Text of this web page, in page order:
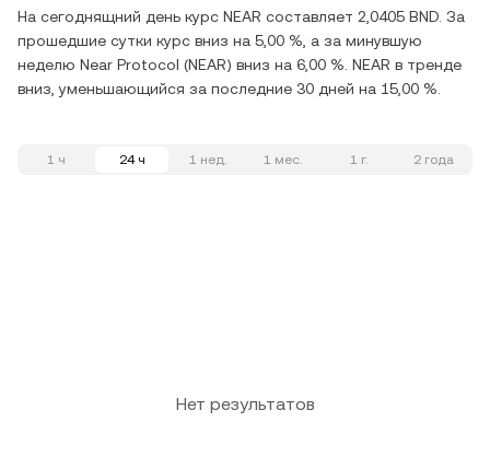
На сегоднящний день курс NEAR составляет 2,0405 BND. За
прошедшие сутки курс вниз на 5,00 %, а за минувшую
неделю Near Protocol (NEAR) вниз на 6,00 %. NEAR в тренде
вниз, уменьшающийся за последние 30 дней на 15,00 %.
1 ч 24 ч 1 нед. 1 мес. 1 г. 2 года
Нет результатов